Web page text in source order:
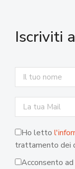
Iscriviti
Ho letto
trattamento dei
Acconsento